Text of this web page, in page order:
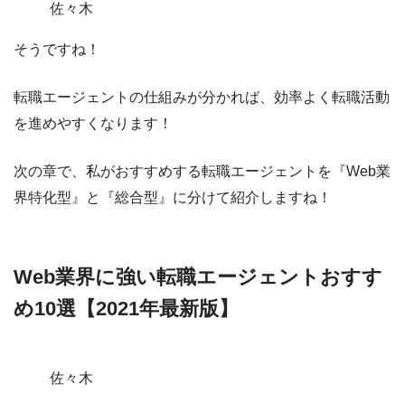
佐々木
そうですね！
転職エージェントの仕組みが分かれば、効率よく転職活動
を進めやすくなります！
次の章で、私がおすすめする転職エージェントを『Web業
界特化型』と『総合型』に分けて紹介しますね！
Web業界に強い転職エージェントおすす
め10選【2021年最新版】
佐々木